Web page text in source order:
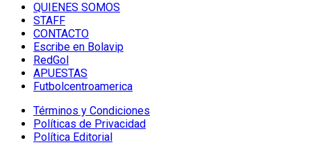
QUIENES SOMOS
STAFF
CONTACTO
Escribe en Bolavip
RedGol
APUESTAS
Futbolcentroamerica
Términos y Condiciones
Políticas de Privacidad
Política Editorial